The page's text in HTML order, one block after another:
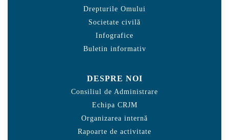
Drepturile Omului
Societate civilă
Infografice
Buletin informativ
DESPRE NOI
Consiliul de Administrare
Echipa CRJM
Organizarea internă
Rapoarte de activitate